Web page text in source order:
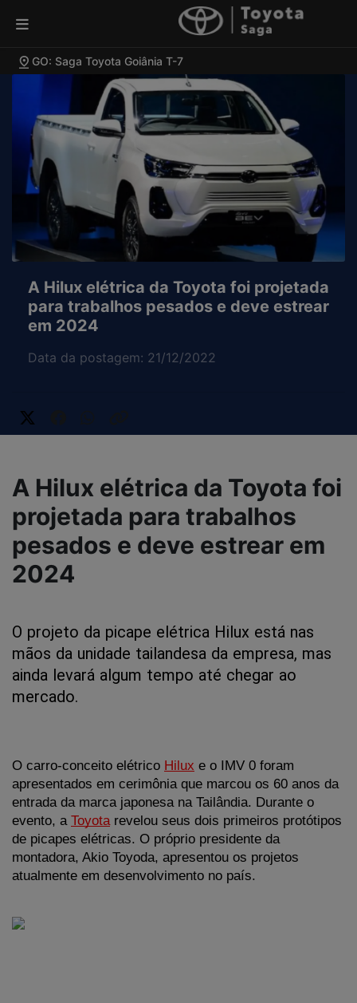
GO: Saga Toyota Goiânia T-7
A Hilux elétrica da Toyota foi projetada
para trabalhos pesados ​​e deve estrear
em 2024
Data da postagem: 21/12/2022
A Hilux elétrica da Toyota foi
projetada para trabalhos
pesados ​​e deve estrear em
2024
O projeto da picape elétrica Hilux está nas
mãos da unidade tailandesa da empresa, mas
ainda levará algum tempo até chegar ao
mercado.
O carro-conceito elétrico Hilux e o IMV 0 foram
apresentados em cerimônia que marcou os 60 anos da
entrada da marca japonesa na Tailândia. Durante o
evento, a Toyota revelou seus dois primeiros protótipos
de picapes elétricas. O próprio presidente da
montadora, Akio Toyoda, apresentou os projetos
atualmente em desenvolvimento no país.